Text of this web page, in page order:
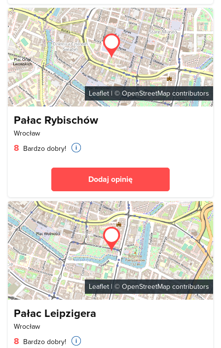
Leaflet | © OpenStreetMap contributors
Pałac Rybischów
Wrocław
8 Bardzo dobry!
Dodaj opinię
Leaflet | © OpenStreetMap contributors
Pałac Leipzigera
Wrocław
8 Bardzo dobry!